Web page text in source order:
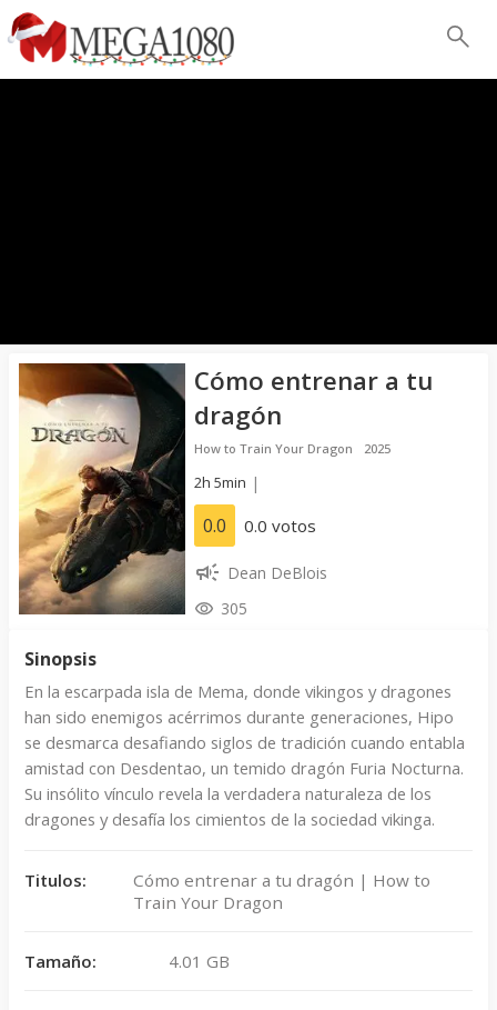
Cómo entrenar a tu
dragón
How to Train Your Dragon 2025
2h 5min |
0.0 0.0 votos
Dean DeBlois
305
Sinopsis
En la escarpada isla de Mema, donde vikingos y dragones
han sido enemigos acérrimos durante generaciones, Hipo
se desmarca desafiando siglos de tradición cuando entabla
amistad con Desdentao, un temido dragón Furia Nocturna.
Su insólito vínculo revela la verdadera naturaleza de los
dragones y desafía los cimientos de la sociedad vikinga.
Titulos:
Cómo entrenar a tu dragón | How to
Train Your Dragon
Tamaño: 4.01 GB